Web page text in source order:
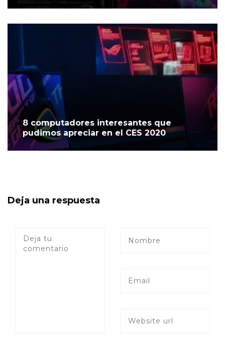
8 computadores interesantes que
pudimos apreciar en el CES 2020
Deja una respuesta